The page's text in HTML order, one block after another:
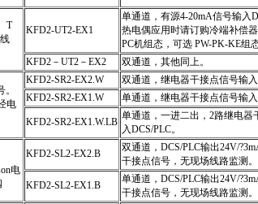
T
KFD2-UT2-EX1
单通道，有源4-20mA信号输入
热电偶应用时请订购冷端补偿器
PC机组态，可选 PW-PK-KE组
KFD2－UT2－EX2
双通道，其他同上。
电
KFD2-SR2-EX2.W
双通道，继电器干接点信号输入
KFD2-SR2-EX1.W
单通道，继电器干接点信号输入
KFD2-SR2-EX1.W.LB
单通道，一进二出，2路继电器
入DCS/PLC。
电
KFD2-SL2-EX2.B
双通道，DCS/PLC输出24V/?
干接点信号，无现场线路监测。
KFD2-SL2-EX1.B
单通道，DCS/PLC输出24V/?
干接点信号，无现场线路监测。